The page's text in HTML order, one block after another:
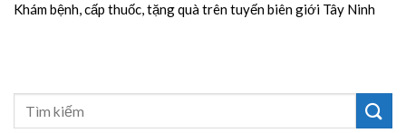
Khám bệnh, cấp thuốc, tặng quà trên tuyến biên giới Tây Ninh